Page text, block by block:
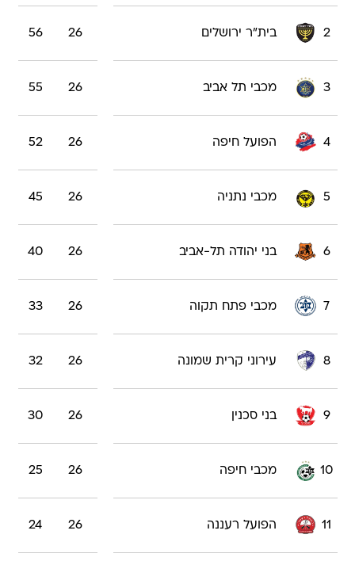
2 בית"ר ירושלים 26
56
3 מכבי תל אביב 26
55
4 הפועל חיפה 26
52
5 מכבי נתניה 26
45
6 בני יהודה תל-אביב 26
40
7 מכבי פתח תקוה 26
33
8 עירוני קרית שמונה 26
32
9 בני סכנין 26
30
10 מכבי חיפה 26
25
11 הפועל רעננה 26
24